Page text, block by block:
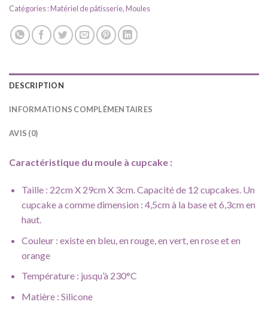
Catégories :Matériel de pâtisserie,Moules
DESCRIPTION
INFORMATIONS COMPLÉMENTAIRES
AVIS (0)
Caractéristique du moule à cupcake :
Taille : 22cm X 29cm X 3cm. Capacité de 12 cupcakes. Un
cupcake a comme dimension : 4,5cm à la base et 6,3cm en
haut.
Couleur : existe en bleu, en rouge, en vert, en rose et en
orange
Température : jusqu’à 230°C
Matière : Silicone